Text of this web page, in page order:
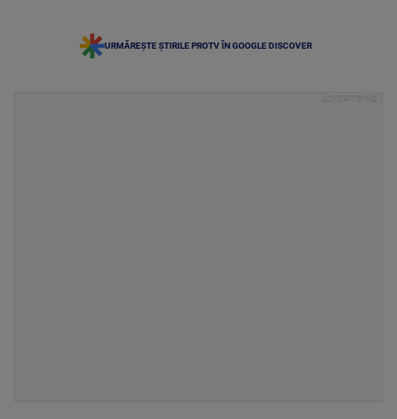
URMĂREȘTE ȘTIRILE PROTV ÎN GOOGLE DISCOVER